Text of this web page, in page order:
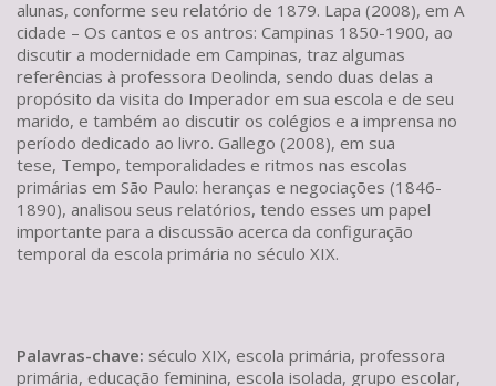
alunas, conforme seu relatório de 1879. Lapa (2008), em A
cidade – Os cantos e os antros: Campinas 1850-1900, ao
discutir a modernidade em Campinas, traz algumas
referências à professora Deolinda, sendo duas delas a
propósito da visita do Imperador em sua escola e de seu
marido, e também ao discutir os colégios e a imprensa no
período dedicado ao livro. Gallego (2008), em sua
tese, Tempo, temporalidades e ritmos nas escolas
primárias em São Paulo: heranças e negociações (1846-
1890), analisou seus relatórios, tendo esses um papel
importante para a discussão acerca da configuração
temporal da escola primária no século XIX.
Palavras-chave: século XIX, escola primária, professora
primária, educação feminina, escola isolada, grupo escolar,